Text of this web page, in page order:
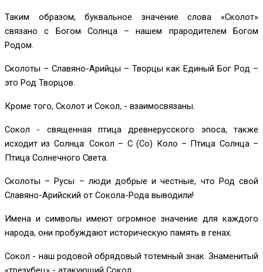
Таким образом, буквальное значение слова «Сколот»
связано с Богом Солнца – нашем прародителем Богом
Родом.
Сколоты – Славяно-Арийцы – Творцы как Единый Бог Род –
это Род Творцов.
Кроме того, Сколот и Сокол, - взаимосвязаны.
Сокол - священная птица древнерусского эпоса, также
исходит из Солнца: Сокол – С (Со) Коло – Птица Солнца –
Птица Солнечного Света.
Сколоты – Русы – люди добрые и честные, что Род свой
Славяно-Арийский от Сокола-Рода выводили!
Имена и символы имеют огромное значение для каждого
народа, они пробуждают историческую память в генах.
Сокол - наш родовой обрядовый тотемный знак. Знаменитый